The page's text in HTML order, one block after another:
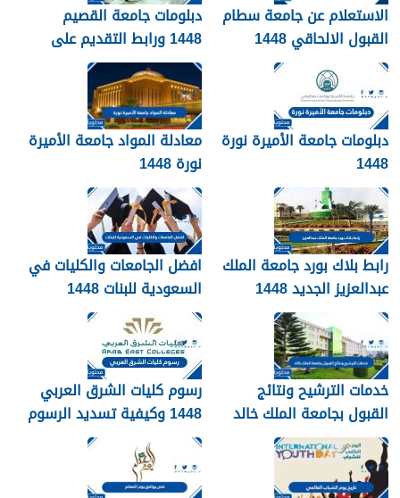
الاستعلام عن جامعة سطام
القبول الالحاقي 1448
دبلومات جامعة القصيم
1448 ورابط التقديم على
دبلومات جامعة القصيم
qudcss.com
دبلومات جامعة الأميرة نورة
1448
معادلة المواد جامعة الأميرة
نورة 1448
رابط بلاك بورد جامعة الملك
عبدالعزيز الجديد 1448
blackboard kau
افضل الجامعات والكليات في
السعودية للبنات 1448
خدمات الترشيح ونتائج
القبول بجامعة الملك خالد
1448
رسوم كليات الشرق العربي
1448 وكيفية تسديد الرسوم